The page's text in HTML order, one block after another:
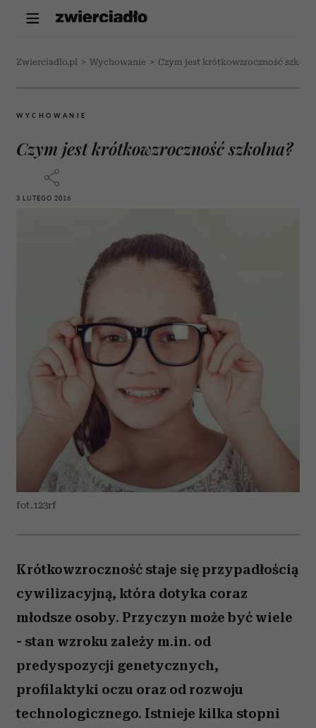
Zwierciadlo.pl > Wychowanie > Czym jest krótkowzroczność
WYCHOWANIE
Czym jest krótkowzroczność szkolna?
3 LUTEGO 2016
fot.123rf
Krótkowzroczność staje się przypadłością
cywilizacyjną, która dotyka coraz
młodsze osoby. Przyczyn może być wiele
- stan wzroku zależy m.in. od
predyspozycji genetycznych,
profilaktyki oczu oraz od rozwoju
technologicznego. Istnieje kilka stopni